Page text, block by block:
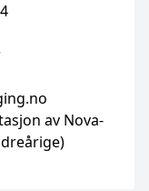
av Nova-